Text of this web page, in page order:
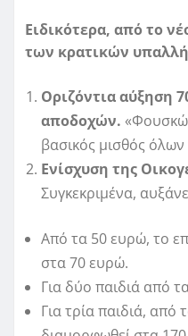
Ειδικότερα, από το
των κρατικών
Οριζόντια αύξηση
αποδοχών.
βασικός μισθός
Ενίσχυση της
Συγκεκριμένα,
Από τα 50 ευρώ, το
στα 70 ευρώ.
Για δύο παιδιά από
Για τρία παιδιά, από